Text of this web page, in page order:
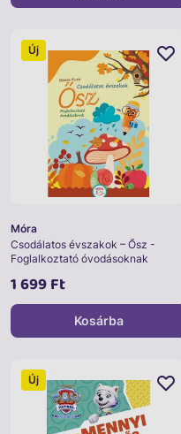
Móra
Csodálatos évszakok – Ősz -
Foglalkoztató óvodásoknak
1 699 Ft
Új
Kosárba
Új